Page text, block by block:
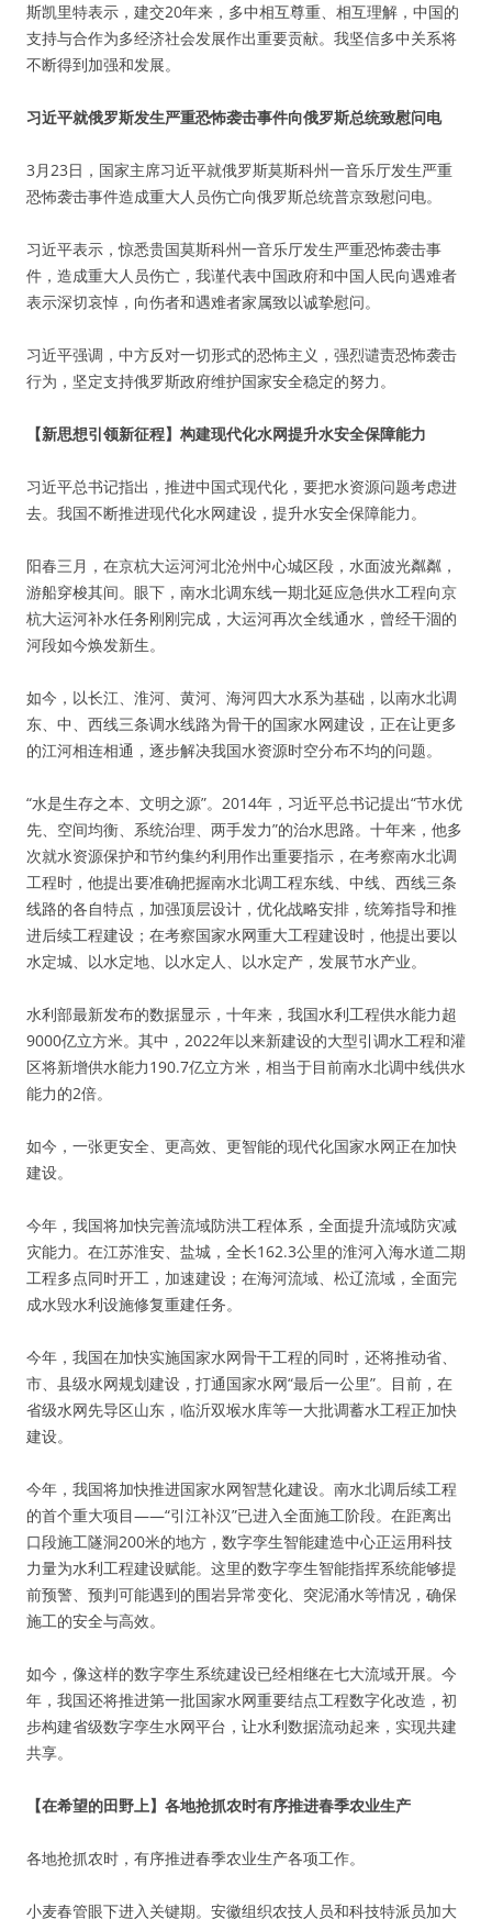
斯凯里特表示，建交20年来，多中相互尊重、相互理解，中国的
支持与合作为多经济社会发展作出重要贡献。我坚信多中关系将
不断得到加强和发展。
习近平就俄罗斯发生严重恐怖袭击事件向俄罗斯总统致慰问电
3月23日，国家主席习近平就俄罗斯莫斯科州一音乐厅发生严重
恐怖袭击事件造成重大人员伤亡向俄罗斯总统普京致慰问电。
习近平表示，惊悉贵国莫斯科州一音乐厅发生严重恐怖袭击事
件，造成重大人员伤亡，我谨代表中国政府和中国人民向遇难者
表示深切哀悼，向伤者和遇难者家属致以诚挚慰问。
习近平强调，中方反对一切形式的恐怖主义，强烈谴责恐怖袭击
行为，坚定支持俄罗斯政府维护国家安全稳定的努力。
【新思想引领新征程】构建现代化水网提升水安全保障能力
习近平总书记指出，推进中国式现代化，要把水资源问题考虑进
去。我国不断推进现代化水网建设，提升水安全保障能力。
阳春三月，在京杭大运河河北沧州中心城区段，水面波光粼粼，
游船穿梭其间。眼下，南水北调东线一期北延应急供水工程向京
杭大运河补水任务刚刚完成，大运河再次全线通水，曾经干涸的
河段如今焕发新生。
如今，以长江、淮河、黄河、海河四大水系为基础，以南水北调
东、中、西线三条调水线路为骨干的国家水网建设，正在让更多
的江河相连相通，逐步解决我国水资源时空分布不均的问题。
“水是生存之本、文明之源”。2014年，习近平总书记提出“节水优
先、空间均衡、系统治理、两手发力”的治水思路。十年来，他多
次就水资源保护和节约集约利用作出重要指示，在考察南水北调
工程时，他提出要准确把握南水北调工程东线、中线、西线三条
线路的各自特点，加强顶层设计，优化战略安排，统筹指导和推
进后续工程建设；在考察国家水网重大工程建设时，他提出要以
水定城、以水定地、以水定人、以水定产，发展节水产业。
水利部最新发布的数据显示，十年来，我国水利工程供水能力超
9000亿立方米。其中，2022年以来新建设的大型引调水工程和灌
区将新增供水能力190.7亿立方米，相当于目前南水北调中线供水
能力的2倍。
如今，一张更安全、更高效、更智能的现代化国家水网正在加快
建设。
今年，我国将加快完善流域防洪工程体系，全面提升流域防灾减
灾能力。在江苏淮安、盐城，全长162.3公里的淮河入海水道二期
工程多点同时开工，加速建设；在海河流域、松辽流域，全面完
成水毁水利设施修复重建任务。
今年，我国在加快实施国家水网骨干工程的同时，还将推动省、
市、县级水网规划建设，打通国家水网“最后一公里”。目前，在
省级水网先导区山东，临沂双堠水库等一大批调蓄水工程正加快
建设。
今年，我国将加快推进国家水网智慧化建设。南水北调后续工程
的首个重大项目——“引江补汉”已进入全面施工阶段。在距离出
口段施工隧洞200米的地方，数字孪生智能建造中心正运用科技
力量为水利工程建设赋能。这里的数字孪生智能指挥系统能够提
前预警、预判可能遇到的围岩异常变化、突泥涌水等情况，确保
施工的安全与高效。
如今，像这样的数字孪生系统建设已经相继在七大流域开展。今
年，我国还将推进第一批国家水网重要结点工程数字化改造，初
步构建省级数字孪生水网平台，让水利数据流动起来，实现共建
共享。
【在希望的田野上】各地抢抓农时有序推进春季农业生产
各地抢抓农时，有序推进春季农业生产各项工作。
小麦春管眼下进入关键期。安徽组织农技人员和科技特派员加大